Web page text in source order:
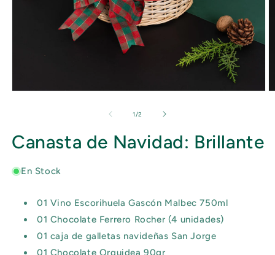
una
ventana
1/de
2
Canasta de Navidad: Brillante
En Stock
01 Vino Escorihuela Gascón Malbec 750ml
01 Chocolate Ferrero Rocher (4 unidades)
01 caja de galletas navideñas San Jorge
01 Chocolate Orquidea 90gr